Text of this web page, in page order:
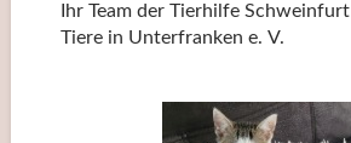
Ihr Team der Tierhilfe
Tiere in Unterfranken e. V.